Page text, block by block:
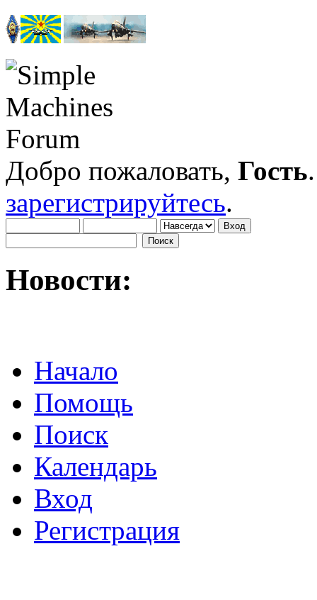
Добро пожаловать, Гость
зарегистрируйтесь.
Новости:
Начало
Помощь
Поиск
Календарь
Вход
Регистрация